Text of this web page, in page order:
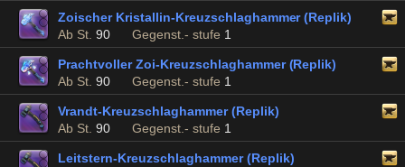
Zoischer Kristallin-Kreuzschlaghammer (Replik)
Ab St. 90 Gegenst.- stufe 1
Prachtvoller Zoi-Kreuzschlaghammer (Replik)
Ab St. 90 Gegenst.- stufe 1
Vrandt-Kreuzschlaghammer (Replik)
Ab St. 90 Gegenst.- stufe 1
Leitstern-Kreuzschlaghammer (Replik)